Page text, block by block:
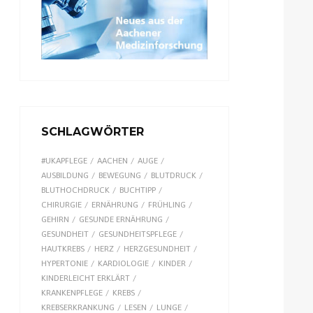
SCHLAGWÖRTER
#UKAPFLEGE AACHEN
AUGE
AUSBILDUNG
BEWEGUNG
BLUTDRUCK
BLUTHOCHDRUCK
BUCHTIPP
CHIRURGIE
ERNÄHRUNG
FRÜHLING
GEHIRN
GESUNDE ERNÄHRUNG
GESUNDHEIT
GESUNDHEITSPFLEGE
HAUTKREBS
HERZ
HERZGESUNDHEIT
HYPERTONIE
KARDIOLOGIE
KINDER
KINDERLEICHT ERKLÄRT
KRANKENPFLEGE
KREBS
KREBSERKRANKUNG
LESEN
LUNGE